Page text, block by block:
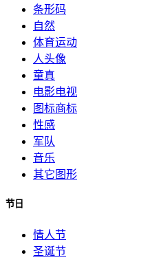
条形码
自然
体育运动
人头像
童真
电影电视
图标商标
性感
军队
音乐
其它图形
节日
情人节
圣诞节